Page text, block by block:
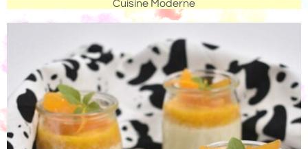
Cuisine Moderne